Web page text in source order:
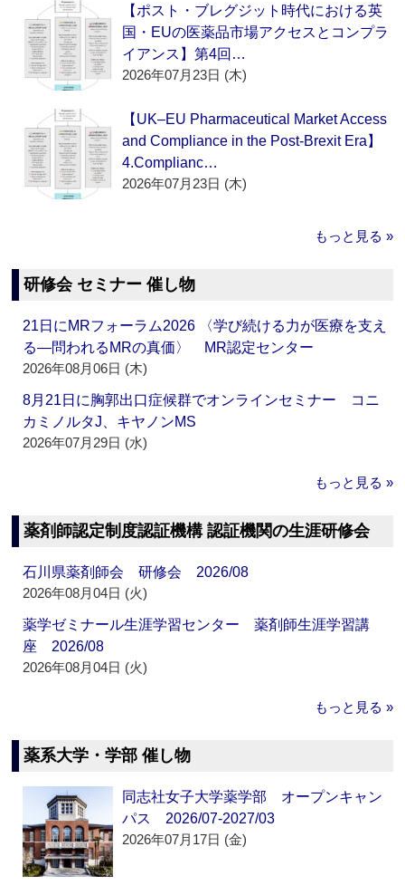
【ポスト・ブレグジット時代における英
国・EUの医薬品市場アクセスとコンプラ
イアンス】第4回…
2026年07月23日 (木)
【UK–EU Pharmaceutical Market Access
and Compliance in the Post-Brexit Era】
4.Complianc…
2026年07月23日 (木)
もっと見る »
研修会 セミナー 催し物
21日にMRフォーラム2026 〈学び続ける力が医療を支え
る―問われるMRの真価〉 MR認定センター
2026年08月06日 (木)
8月21日に胸郭出口症候群でオンラインセミナー コニ
カミノルタJ、キヤノンMS
2026年07月29日 (水)
もっと見る »
薬剤師認定制度認証機構 認証機関の生涯研修会
石川県薬剤師会 研修会 2026/08
2026年08月04日 (火)
薬学ゼミナール生涯学習センター 薬剤師生涯学習講
座 2026/08
2026年08月04日 (火)
もっと見る »
薬系大学・学部 催し物
同志社女子大学薬学部 オープンキャン
パス 2026/07-2027/03
2026年07月17日 (金)